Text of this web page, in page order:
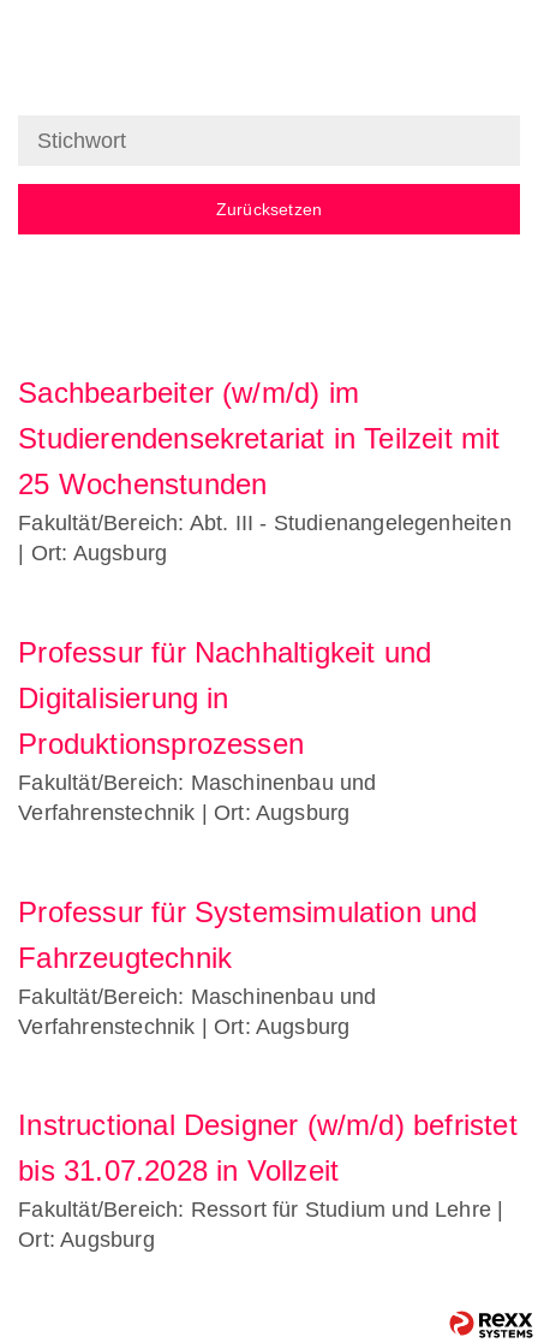
Zurücksetzen
Sachbearbeiter (w/m/d) im
Studierendensekretariat in Teilzeit mit
25 Wochenstunden
Fakultät/Bereich: Abt. III - Studienangelegenheiten
| Ort: Augsburg
Professur für Nachhaltigkeit und
Digitalisierung in
Produktionsprozessen
Fakultät/Bereich: Maschinenbau und
Verfahrenstechnik | Ort: Augsburg
Professur für Systemsimulation und
Fahrzeugtechnik
Fakultät/Bereich: Maschinenbau und
Verfahrenstechnik | Ort: Augsburg
Instructional Designer (w/m/d) befristet
bis 31.07.2028 in Vollzeit
Fakultät/Bereich: Ressort für Studium und Lehre |
Ort: Augsburg